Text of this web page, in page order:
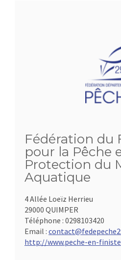
Fédération du
pour la Pêche
Protection du
Aquatique
4 Allée Loeïz Herrieu
29000 QUIMPER
Téléphone : 0298103420
Email :
http://www.peche-en-